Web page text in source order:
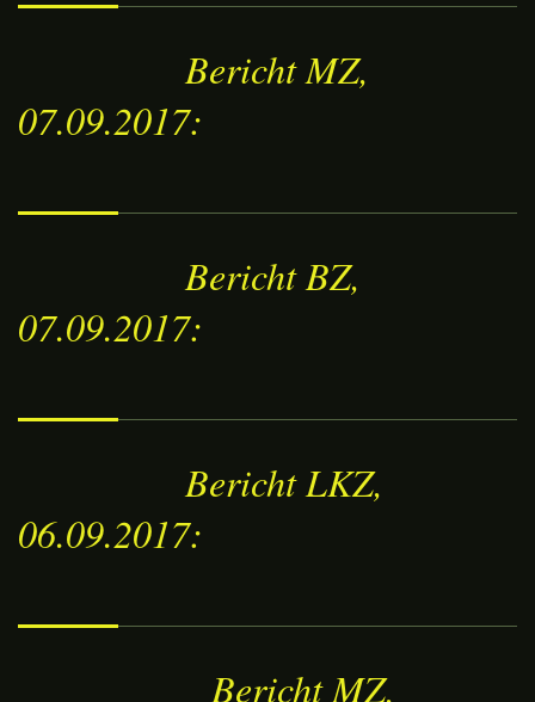
Bericht MZ,
07.09.2017:
Bericht BZ,
07.09.2017:
Bericht LKZ,
06.09.2017:
Bericht MZ,